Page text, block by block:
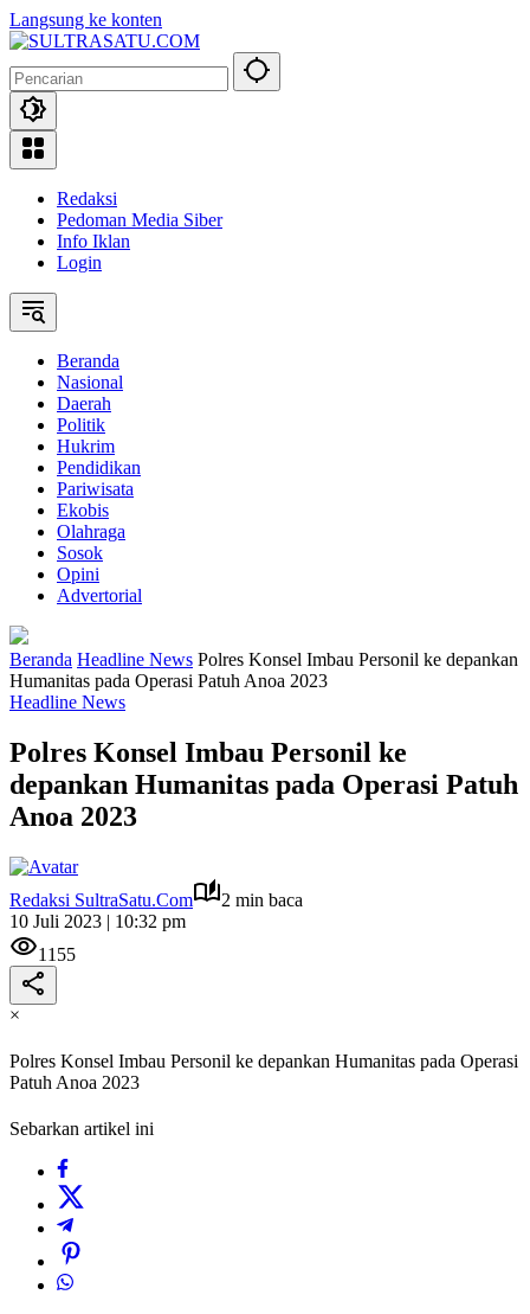
Langsung ke konten
Redaksi
Pedoman Media Siber
Info Iklan
Login
Beranda
Nasional
Daerah
Politik
Hukrim
Pendidikan
Pariwisata
Ekobis
Olahraga
Sosok
Opini
Advertorial
Beranda Headline News Polres Konsel Imbau Personil ke depankan
Humanitas pada Operasi Patuh Anoa 2023
Headline News
Polres Konsel Imbau Personil ke
depankan Humanitas pada Operasi Patuh
Anoa 2023
Redaksi SultraSatu.Com
2 min baca
10 Juli 2023 | 10:32 pm
1155
×
Polres Konsel Imbau Personil ke depankan Humanitas pada Operasi
Patuh Anoa 2023
Sebarkan artikel ini